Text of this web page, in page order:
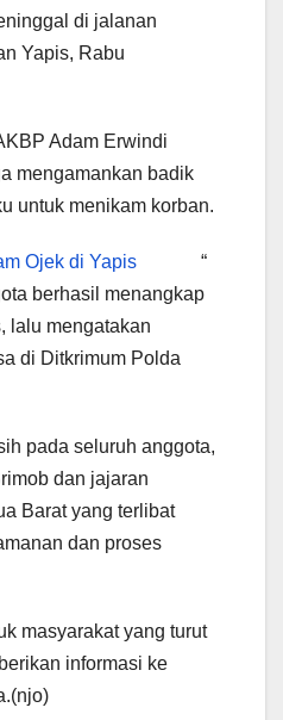
di jalanan
Yapis, Rabu
Adam Erwindi
mengamankan badik
untuk menikam korban.
“
berhasil menangkap
lalu mengatakan
di Ditkrimum Polda
pada seluruh anggota,
dan jajaran
Barat yang terlibat
dan proses
masyarakat yang turut
informasi ke